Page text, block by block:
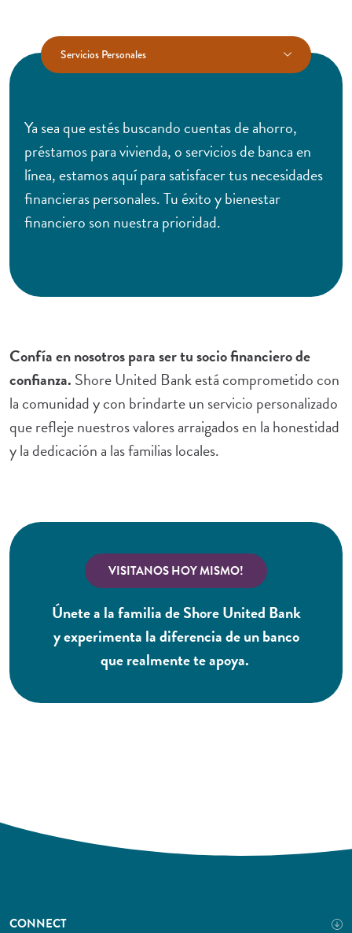
Servicios Personales
Ya sea que estés buscando cuentas de ahorro,
préstamos para vivienda, o servicios de banca en
línea, estamos aquí para satisfacer tus necesidades
financieras personales. Tu éxito y bienestar
financiero son nuestra prioridad.
Confía en nosotros para ser tu socio financiero de
confianza. Shore United Bank está comprometido con
la comunidad y con brindarte un servicio personalizado
que refleje nuestros valores arraigados en la honestidad
y la dedicación a las familias locales.
VISITANOS HOY MISMO! (Opens in a new
Únete a la familia de Shore United Bank
y experimenta la diferencia de un banco
que realmente te apoya.
CONNECT